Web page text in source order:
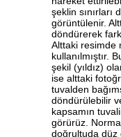
şeklin sınırları
görüntülenir.
döndürerek
Alttaki resimde
kullanılmıştır.
şekil (yıldız)
ise alttaki
tuvalden
döndürülebilir
kapsamın
görürüz.
doğrultuda düz